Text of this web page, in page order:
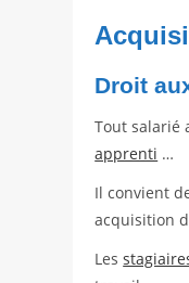
Droit
Tout salarié
apprenti …
Il convient
acquisition
Les